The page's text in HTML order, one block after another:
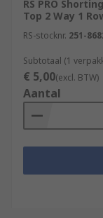
the circuit, so
another point.
of a circuit is
Types of
Jumpers and
of contacts and
sizes. The
RS PRO
Top 2 Way 1
RS-stocknr. 251-
Subtotaal (1
€ 5,00(excl. BTW)
Aantal